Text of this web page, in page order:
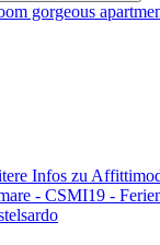
gorgeous
Infos zu
- CSMI19 -